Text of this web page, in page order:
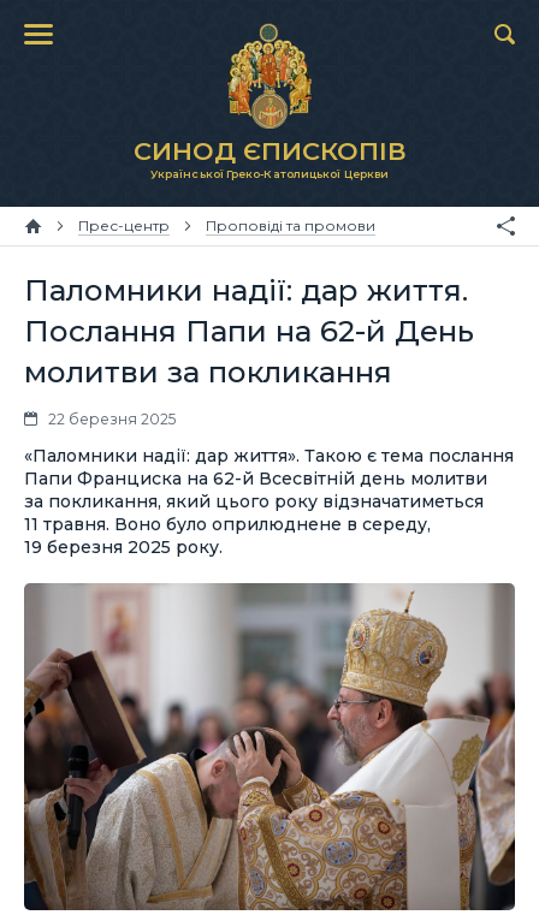
СИНОД ЄПИСКОПІВ
Української Греко-Католицької Церкви
Прес-центр Проповіді та промови
Паломники надії: дар життя.
Послання Папи на 62-й День
молитви за покликання
22 березня 2025
«Паломники надії: дар життя». Такою є тема послання
Папи Франциска на 62-й Всесвітній день молитви
за покликання, який цього року відзначатиметься
11 травня. Воно було оприлюднене в середу,
19 березня 2025 року.